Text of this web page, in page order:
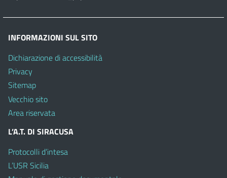
INFORMAZIONI SUL SITO
Dichiarazione di accessibilità
Privacy
Sitemap
Vecchio sito
Area riservata
L’A.T. DI SIRACUSA
Protocolli d’intesa
L’USR Sicilia